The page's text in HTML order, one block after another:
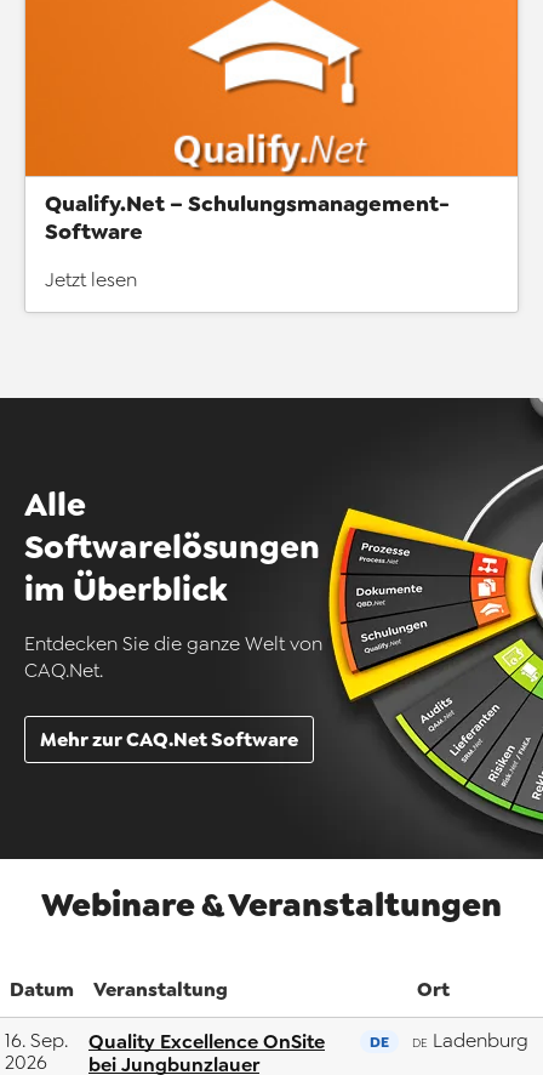
Qualify.Net – Schulungsmanagement-
Software
Jetzt lesen
Alle
Softwarelösungen
im Überblick
Entdecken Sie die ganze Welt von
CAQ.Net.
Mehr zur CAQ.Net Software
Webinare & Veranstaltungen
Datum Veranstaltung Ort
16. Sep.
2026
Quality Excellence OnSite
bei Jungbunzlauer
DE DE Ladenburg